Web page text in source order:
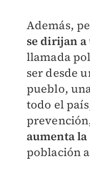
Además,
se dirijan a
llamada
ser desde
pueblo,
todo el
aumenta
población